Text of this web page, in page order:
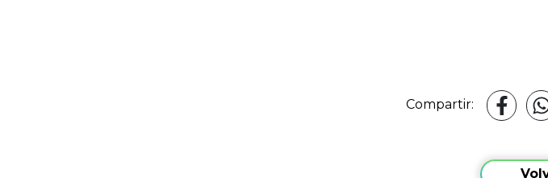
Compartir: